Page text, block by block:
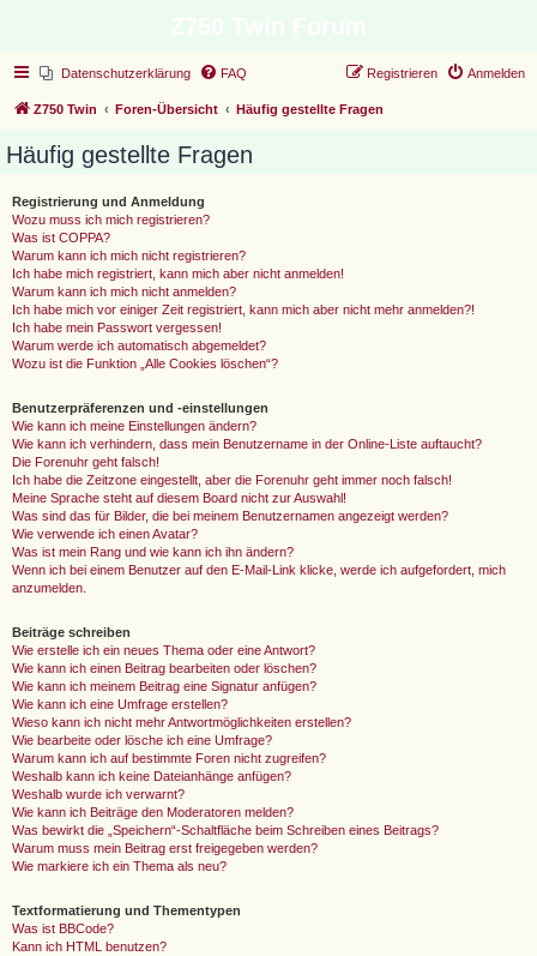
Datenschutzerklärung FAQ Anmelden
Registrieren
Z750 Twin Foren-Übersicht Häufig gestellte Fragen
Häufig gestellte Fragen
Registrierung und Anmeldung
Wozu muss ich mich registrieren?
Was ist COPPA?
Warum kann ich mich nicht registrieren?
Ich habe mich registriert, kann mich aber nicht anmelden!
Warum kann ich mich nicht anmelden?
Ich habe mich vor einiger Zeit registriert, kann mich aber nicht mehr anmelden?!
Ich habe mein Passwort vergessen!
Warum werde ich automatisch abgemeldet?
Wozu ist die Funktion „Alle Cookies löschen“?
Benutzerpräferenzen und -einstellungen
Wie kann ich meine Einstellungen ändern?
Wie kann ich verhindern, dass mein Benutzername in der Online-Liste auftaucht?
Die Forenuhr geht falsch!
Ich habe die Zeitzone eingestellt, aber die Forenuhr geht immer noch falsch!
Meine Sprache steht auf diesem Board nicht zur Auswahl!
Was sind das für Bilder, die bei meinem Benutzernamen angezeigt werden?
Wie verwende ich einen Avatar?
Was ist mein Rang und wie kann ich ihn ändern?
Wenn ich bei einem Benutzer auf den E-Mail-Link klicke, werde ich aufgefordert, mich
anzumelden.
Beiträge schreiben
Wie erstelle ich ein neues Thema oder eine Antwort?
Wie kann ich einen Beitrag bearbeiten oder löschen?
Wie kann ich meinem Beitrag eine Signatur anfügen?
Wie kann ich eine Umfrage erstellen?
Wieso kann ich nicht mehr Antwortmöglichkeiten erstellen?
Wie bearbeite oder lösche ich eine Umfrage?
Warum kann ich auf bestimmte Foren nicht zugreifen?
Weshalb kann ich keine Dateianhänge anfügen?
Weshalb wurde ich verwarnt?
Wie kann ich Beiträge den Moderatoren melden?
Was bewirkt die „Speichern“-Schaltfläche beim Schreiben eines Beitrags?
Warum muss mein Beitrag erst freigegeben werden?
Wie markiere ich ein Thema als neu?
Textformatierung und Thementypen
Was ist BBCode?
Kann ich HTML benutzen?